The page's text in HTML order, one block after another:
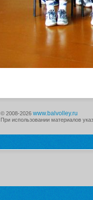
© 2008-2026 www.balvolley.ru
При использовании материалов